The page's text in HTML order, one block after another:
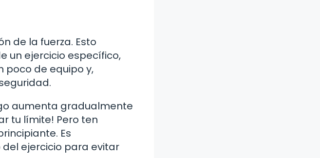
de la fuerza. Esto
un ejercicio específico,
poco de equipo y,
aumenta gradualmente
tu límite! Pero ten
Es
ejercicio para evitar